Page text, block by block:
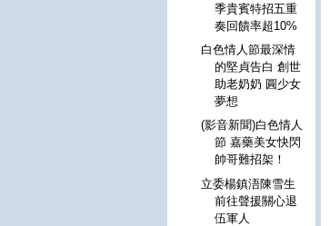
季貴賓特招五重
奏回饋率超10%
白色情人節最深情
的堅貞告白 創世
助老奶奶 圓少女
夢想
(影音新聞)白色情人
節 嘉藥美女快閃
帥哥難招架！
立委楊鎮浯陳雪生
前往聲援關心退
伍軍人